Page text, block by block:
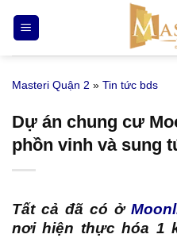
qua
nội
Masteri Quận 2 » Tin tức bds
Dự án chung cư
phồn vinh và sung
Tất cả đã có ở
nơi hiện thực hóa 1